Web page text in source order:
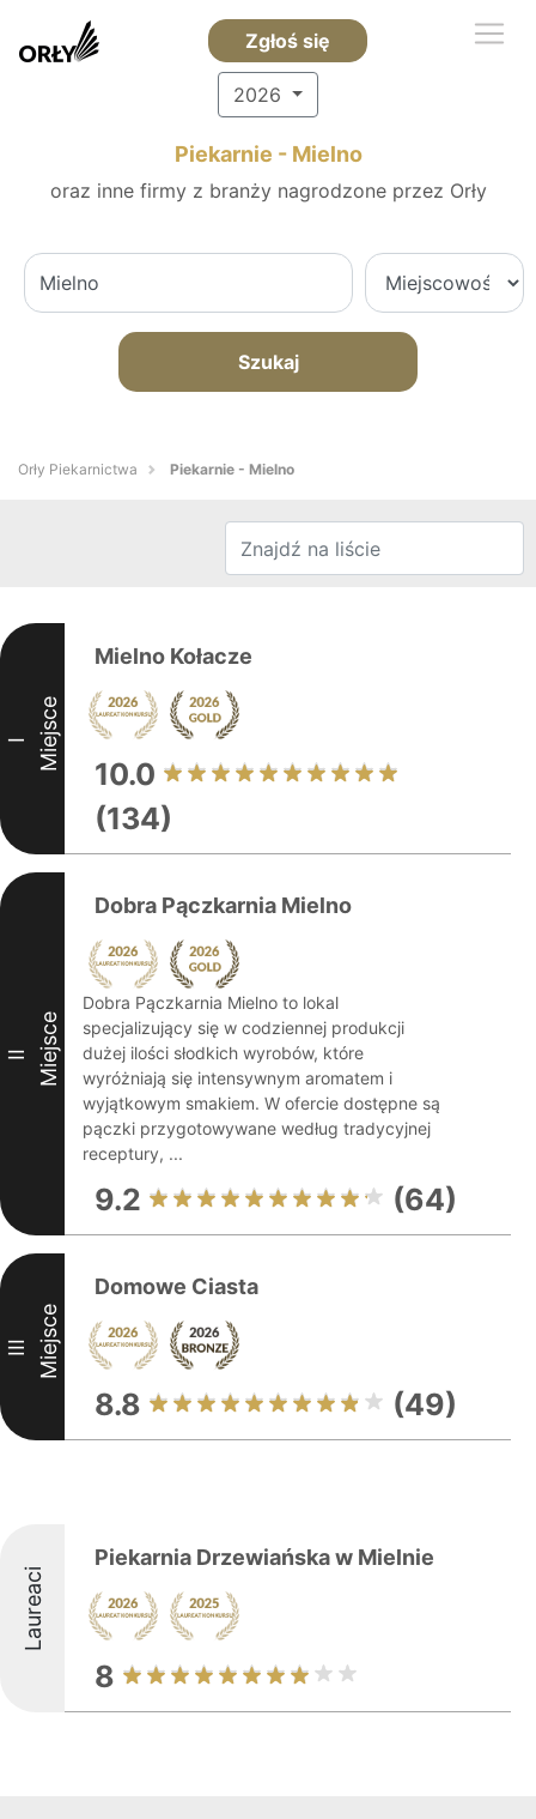
Zgłoś się
2026
Piekarnie - Mielno
oraz inne firmy z branży nagrodzone przez Orły
Szukaj
Orły Piekarnictwa Piekarnie - Mielno
I Miejsce
Mielno Kołacze
10.0
(134)
II Miejsce
Dobra Pączkarnia Mielno
Dobra Pączkarnia Mielno to lokal
specjalizujący się w codziennej produkcji
dużej ilości słodkich wyrobów, które
wyróżniają się intensywnym aromatem i
wyjątkowym smakiem. W ofercie dostępne są
pączki przygotowywane według tradycyjnej
receptury, ...
9.2 (64)
III Miejsce
Domowe Ciasta
8.8 (49)
Laureaci
Piekarnia Drzewiańska w Mielnie
8